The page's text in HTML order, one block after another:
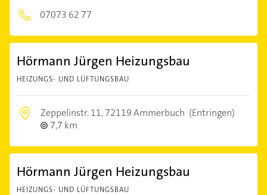
07073 62 77
Hörmann Jürgen Heizungsbau
HEIZUNGS- UND LÜFTUNGSBAU
Zeppelinstr. 11,72119 Ammerbuch (Entringen)
7,7 km
Hörmann Jürgen Heizungsbau
HEIZUNGS- UND LÜFTUNGSBAU